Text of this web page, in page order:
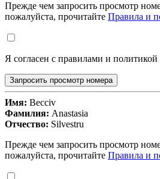
Прежде чем запросить просмотр
пожалуйста, прочитайте Правила и
Я согласен с правилами и политикой
Запросить просмотр номера
Имя: Becciv
Фамилия: Anastasia
Отчество: Silvestru
Прежде чем запросить просмотр
пожалуйста, прочитайте Правила и